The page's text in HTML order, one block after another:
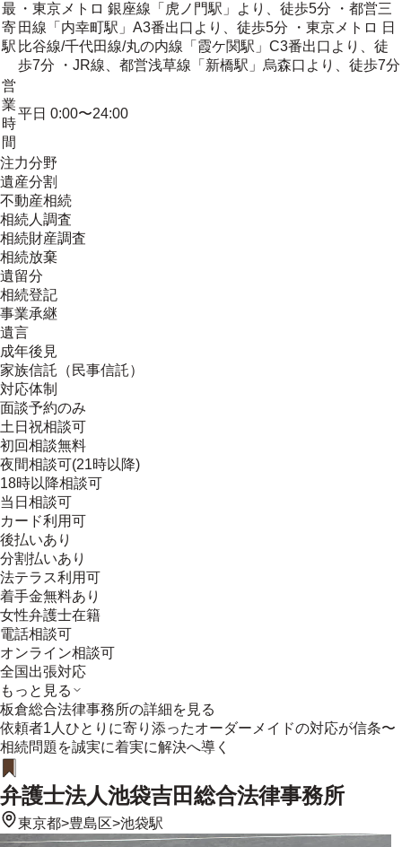
最
寄
駅
・東京メトロ 銀座線「虎ノ門駅」より、徒歩5分 ・都営三
田線「内幸町駅」A3番出口より、徒歩5分 ・東京メトロ 日
比谷線/千代田線/丸の内線「霞ケ関駅」C3番出口より、徒
歩7分 ・JR線、都営浅草線「新橋駅」烏森口より、徒歩7分
営
業
時
間
平日 0:00〜24:00
注力分野
遺産分割
不動産相続
相続人調査
相続財産調査
相続放棄
遺留分
相続登記
事業承継
遺言
成年後見
家族信託（民事信託）
対応体制
面談予約のみ
土日祝相談可
初回相談無料
夜間相談可(21時以降)
18時以降相談可
当日相談可
カード利用可
後払いあり
分割払いあり
法テラス利用可
着手金無料あり
女性弁護士在籍
電話相談可
オンライン相談可
全国出張対応
もっと見る
板倉総合法律事務所の詳細を見る
依頼者1人ひとりに寄り添ったオーダーメイドの対応が信条〜
相続問題を誠実に着実に解決へ導く
弁護士法人池袋吉田総合法律事務所
東京都>豊島区>池袋駅